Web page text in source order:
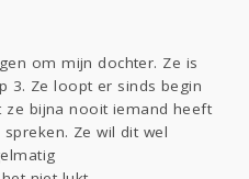
om mijn dochter. Ze is
3. Ze loopt er sinds begin
ze bijna nooit iemand heeft
Ze wil dit wel